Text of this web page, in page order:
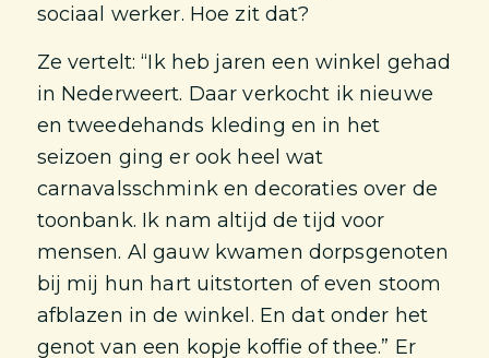
sociaal werker. Hoe zit dat?
Ze vertelt: “Ik heb jaren een winkel gehad
in Nederweert. Daar verkocht ik nieuwe
en tweedehands kleding en in het
seizoen ging er ook heel wat
carnavalsschmink en decoraties over de
toonbank. Ik nam altijd de tijd voor
mensen. Al gauw kwamen dorpsgenoten
bij mij hun hart uitstorten of even stoom
afblazen in de winkel. En dat onder het
genot van een kopje koffie of thee.” Er